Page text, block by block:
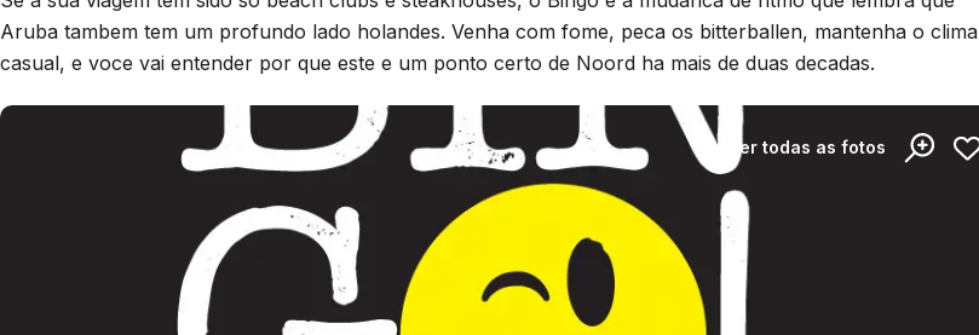
Aruba tambem tem um profundo lado holandes. Venha com fome, peca os bitterballen, mantenha o clima
casual, e voce vai entender por que este e um ponto certo de Noord ha mais de duas decadas.
Ver todas as fotos